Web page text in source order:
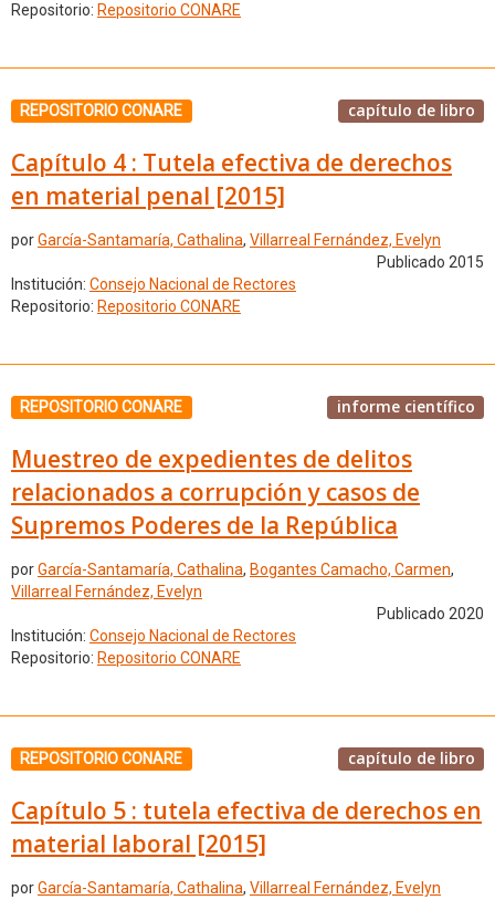
Repositorio: Repositorio CONARE
REPOSITORIO CONARE capítulo de libro
Capítulo 4 : Tutela efectiva de derechos
en material penal [2015]
porGarcía-Santamaría, Cathalina, Villarreal Fernández, Evelyn
Publicado 2015
Institución: Consejo Nacional de Rectores
Repositorio: Repositorio CONARE
REPOSITORIO CONARE informe científico
Muestreo de expedientes de delitos
relacionados a corrupción y casos de
Supremos Poderes de la República
porGarcía-Santamaría, Cathalina, Bogantes Camacho, Carmen,
Villarreal Fernández, Evelyn
Publicado 2020
Institución: Consejo Nacional de Rectores
Repositorio: Repositorio CONARE
REPOSITORIO CONARE capítulo de libro
Capítulo 5 : tutela efectiva de derechos en
material laboral [2015]
porGarcía-Santamaría, Cathalina, Villarreal Fernández, Evelyn